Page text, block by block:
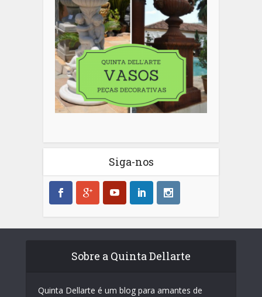
Siga-nos
Sobre a Quinta Dellarte
Quinta Dellarte é um blog para amantes de